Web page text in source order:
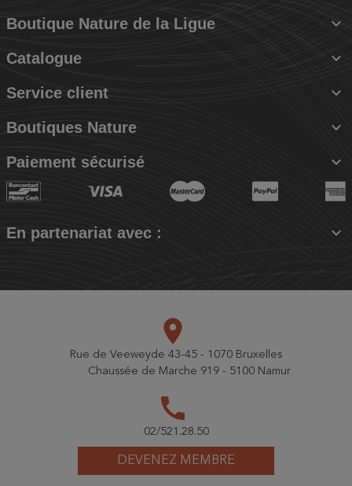
Boutique Nature de la Ligue 
Catalogue 
Service client 
Boutiques Nature 
Paiement sécurisé 
En partenariat avec : 
DEVENEZ MEMBRE
place
Rue de Veeweyde 43-45 - 1070 Bruxelles
Chaussée de Marche 919 - 5100 Namur
call
02/521.28.50